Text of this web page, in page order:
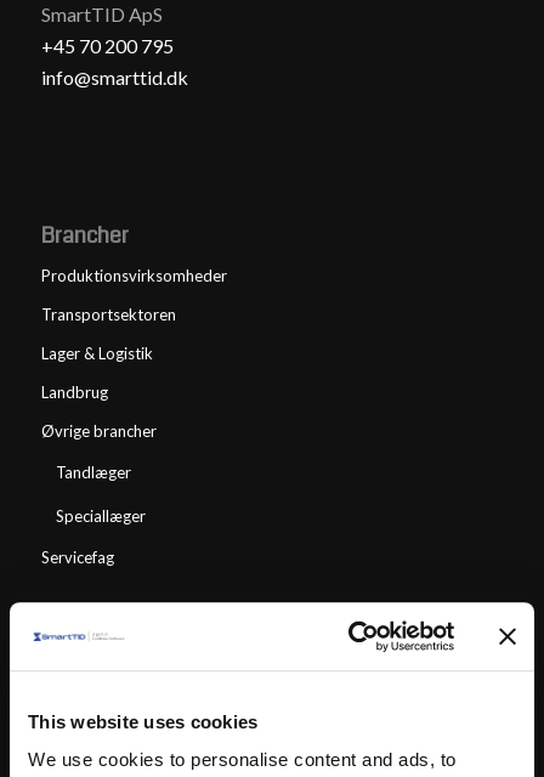
This website uses cookies
We use cookies to personalise content and ads, to
SmartTID ApS
+45 70 200 795
info@smarttid.dk
Brancher
Produktionsvirksomheder
Transportsektoren
Lager & Logistik
Landbrug
Øvrige brancher
Tandlæger
Speciallæger
Servicefag
Moduler
SmartPunkt
Time Sheet